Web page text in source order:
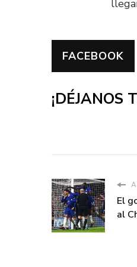
FACEBOOK
¡DÉJANOS
El
al